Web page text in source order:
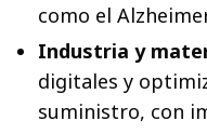
como el
Industria y
digitales y
suministro, con